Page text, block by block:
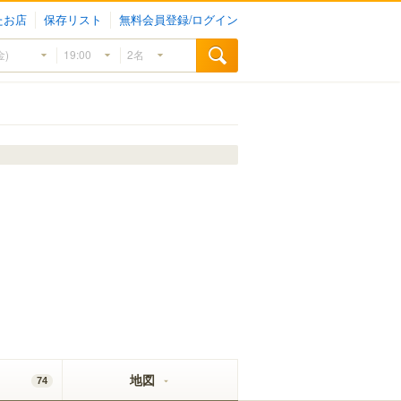
お店 保存リスト 無料会員登録/ログイン
74 地図